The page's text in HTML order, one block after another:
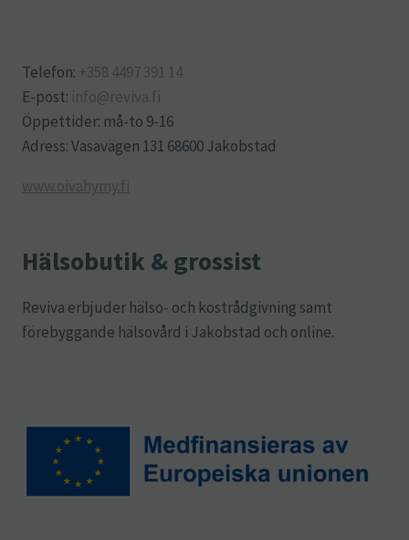
Telefon: +358 4497 391 14
E-post: info@reviva.fi
Öppettider: må-to 9-16
Adress: Vasavägen 131 68600 Jakobstad
www.oivahymy.fi
Hälsobutik & grossist
Reviva erbjuder hälso- och kostrådgivning samt
förebyggande hälsovård i Jakobstad och online.